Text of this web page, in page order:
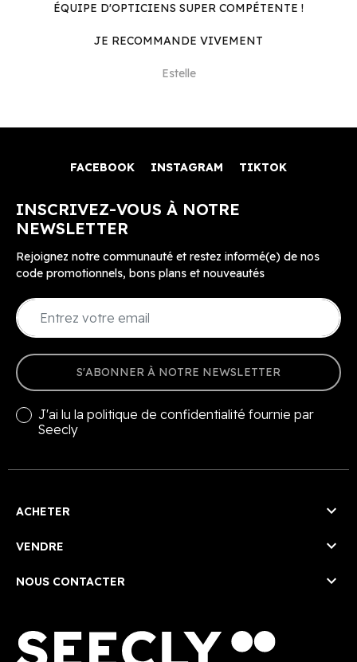
ÉQUIPE D'OPTICIENS SUPER COMPÉTENTE !
JE RECOMMANDE VIVEMENT
Estelle
FACEBOOK INSTAGRAM TIKTOK
INSCRIVEZ-VOUS À NOTRE
NEWSLETTER
Rejoignez notre communauté et restez informé(e) de nos
code promotionnels, bons plans et nouveautés
S'ABONNER À NOTRE NEWSLETTER
J'ai lu la politique de confidentialité fournie par
Seecly
ACHETER 
VENDRE 
NOUS CONTACTER 